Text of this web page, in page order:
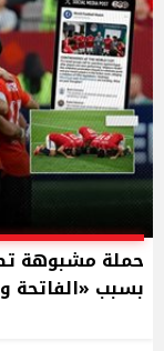
حملة مشبوهة
بسبب